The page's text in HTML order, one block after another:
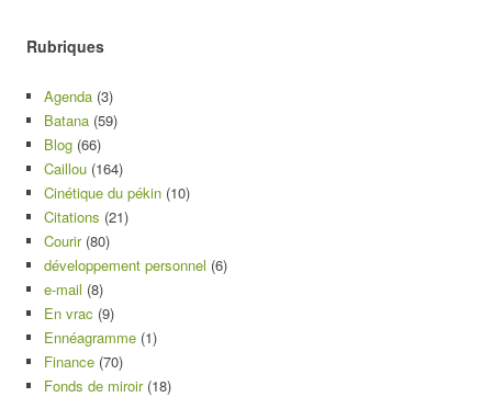
Rubriques
Agenda (3)
Batana (59)
Blog (66)
Caillou (164)
Cinétique du pékin (10)
Citations (21)
Courir(80)
développement personnel (6)
e-mail (8)
En vrac (9)
Ennéagramme (1)
Finance (70)
Fonds de miroir(18)